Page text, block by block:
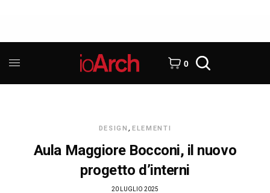
0
DESIGN , ELEMENTI
Aula Maggiore Bocconi, il nuovo
progetto d’interni
20 LUGLIO 2025